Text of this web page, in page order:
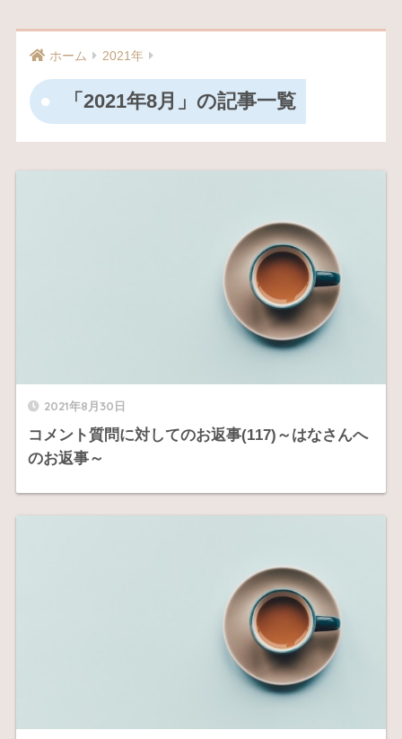
ホーム 2021年
「2021年8月」の記事一覧
2021年8月30日
コメント質問に対してのお返事(117)～はなさんへ
のお返事～